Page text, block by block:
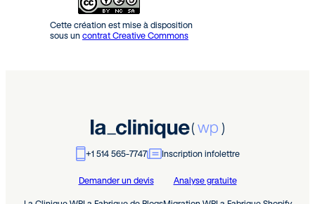
Cette création est mise à disposition
sous un contrat Creative Commons
+1 514 565-7747 Inscription infolettre
Demander un devis Analyse gratuite